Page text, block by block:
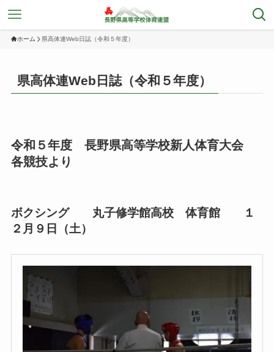
ホーム 県高体連Web日誌（令和５年度）
県高体連Web日誌（令和５年度）
令和５年度 長野県高等学校新人体育大会
各競技より
ボクシング 丸子修学館高校 体育館 １
２月９日（土）